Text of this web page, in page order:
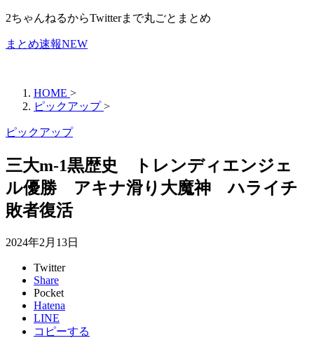
2ちゃんねるからTwitterまで丸ごとまとめ
まとめ速報NEW
HOME >
ピックアップ >
ピックアップ
三大m-1黒歴史 トレンディエンジェ
ル優勝 アキナ滑り大魔神 ハライチ
敗者復活
2024年2月13日
Twitter
Share
Pocket
Hatena
LINE
コピーする